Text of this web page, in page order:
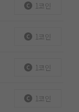
1코인
1코인
1코인
1코인